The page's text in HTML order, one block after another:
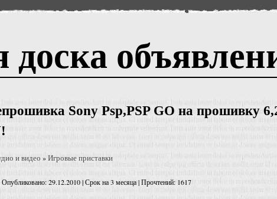
Sony Psp,PSP GO на прошивку
и видео »Игровые приставки
Опубликовано: 29.12.2010 | Срок на 3 месяца | Прочтений: 1617